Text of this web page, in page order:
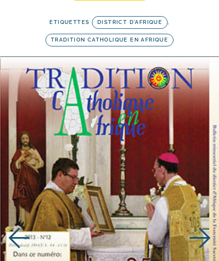
ETIQUETTES DISTRICT D'AFRIQUE ,
TRADITION CATHOLIQUE EN AFRIQUE